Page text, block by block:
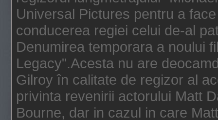
Universal Pictures pentru a
conducerea regiei celui de-al
Denumirea temporara a noului
Legacy".Acesta nu are
Gilroy în calitate de regizor al
privinta revenirii actorului Matt
Bourne, dar in cazul in care